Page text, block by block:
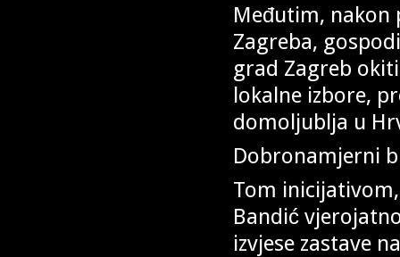
Međutim, nakon
Zagreba,
grad Zagreb
lokalne izbore,
domoljublja u
Dobronamjerni
Tom
Bandić
izvjese zastave